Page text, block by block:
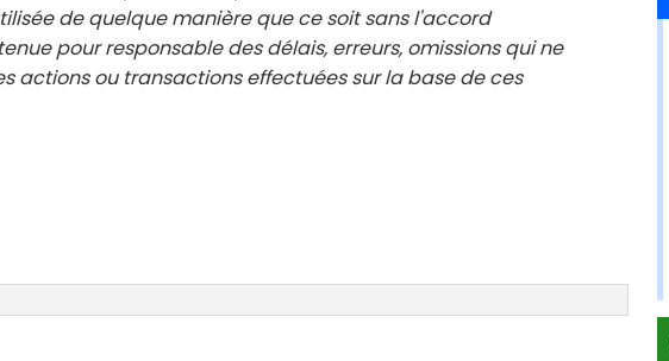
de quelque manière que ce soit sans l'accord
pour responsable des délais, erreurs, omissions qui ne
actions ou transactions effectuées sur la base de ces